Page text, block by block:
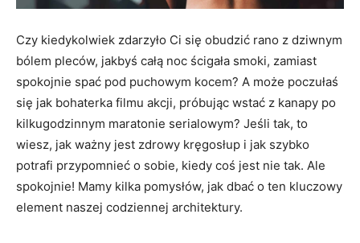
Czy kiedykolwiek zdarzyło Ci się obudzić rano z dziwnym
bólem pleców, jakbyś całą noc ścigała smoki, zamiast
spokojnie spać pod puchowym kocem? A może poczułaś
się jak bohaterka filmu akcji, próbując wstać z kanapy po
kilkugodzinnym maratonie serialowym? Jeśli tak, to
wiesz, jak ważny jest zdrowy kręgosłup i jak szybko
potrafi przypomnieć o sobie, kiedy coś jest nie tak. Ale
spokojnie! Mamy kilka pomysłów, jak dbać o ten kluczowy
element naszej codziennej architektury.